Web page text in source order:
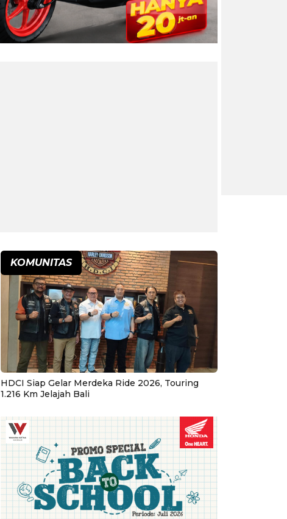
KOMUNITAS
HDCI Siap Gelar Merdeka Ride 2026, Touring
1.216 Km Jelajah Bali